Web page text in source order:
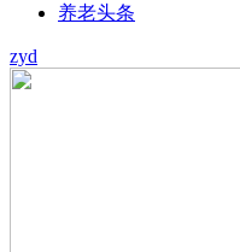
养老头条
zyd